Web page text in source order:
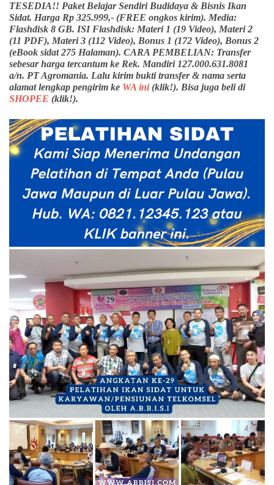
TESEDIA!! Paket Belajar Sendiri Budidaya & Bisnis Ikan
Sidat. Harga Rp 325.999,- (FREE ongkos kirim). Media:
Flashdisk 8 GB. ISI Flashdisk: Materi 1 (19 Video), Materi 2
(11 PDF), Materi 3 (112 Video), Bonus 1 (172 Video), Bonus 2
(eBook sidat 275 Halaman). CARA PEMBELIAN: Transfer
sebesar harga tercantum ke Rek. Mandiri 127.000.631.8081
a/n. PT Agromania. Lalu kirim bukti transfer & nama serta
alamat lengkap pengirim ke WA ini(klik!). Bisa juga beli di
SHOPEE (klik!).